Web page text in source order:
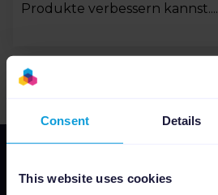
Consent Details
This website uses cookies
Produkte verbessern kannst....